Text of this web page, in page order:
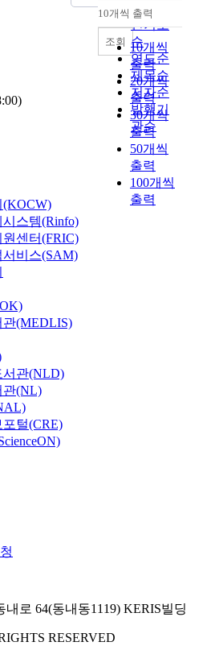
순
인기도
순
연도순
제목순
저자순
발행기
관순
내림차순
10개씩 출력
10개씩
출력
20개씩
출력
30개씩
출력
50개씩
출력
100개씩
출력
조회
스템(Rinfo)
센터(FRIC)
비스(SAM)
(MEDLIS)
서관(NLD)
관(NL)
털(CRE)
로 64(동내동1119) KERIS빌딩
RESERVED